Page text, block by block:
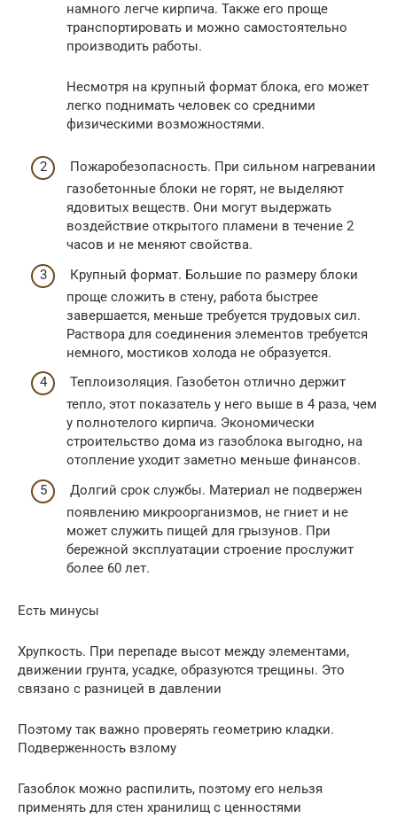
намного легче кирпича. Также его проще
транспортировать и можно самостоятельно
производить работы.
Несмотря на крупный формат блока, его может
легко поднимать человек со средними
физическими возможностями.
Пожаробезопасность. При сильном нагревании
газобетонные блоки не горят, не выделяют
ядовитых веществ. Они могут выдержать
воздействие открытого пламени в течение 2
часов и не меняют свойства.
Крупный формат. Большие по размеру блоки
проще сложить в стену, работа быстрее
завершается, меньше требуется трудовых сил.
Раствора для соединения элементов требуется
немного, мостиков холода не образуется.
Теплоизоляция. Газобетон отлично держит
тепло, этот показатель у него выше в 4 раза, чем
у полнотелого кирпича. Экономически
строительство дома из газоблока выгодно, на
отопление уходит заметно меньше финансов.
Долгий срок службы. Материал не подвержен
появлению микроорганизмов, не гниет и не
может служить пищей для грызунов. При
бережной эксплуатации строение прослужит
более 60 лет.
Есть минусы
Хрупкость. При перепаде высот между элементами,
движении грунта, усадке, образуются трещины. Это
связано с разницей в давлении
Поэтому так важно проверять геометрию кладки.
Подверженность взлому
Газоблок можно распилить, поэтому его нельзя
применять для стен хранилищ с ценностями